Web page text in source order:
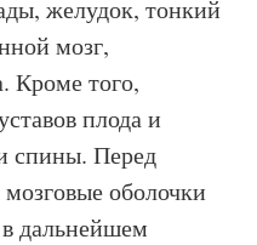
желудок, тонкий
мозг,
Кроме того,
плода и
спины. Перед
оболочки
дальнейшем